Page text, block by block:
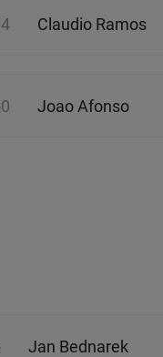
Claudio Ramos
Joao Afonso
Jan Bednarek